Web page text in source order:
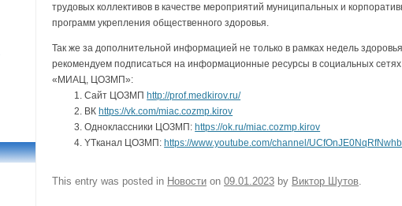
трудовых коллективов в качестве мероприятий муниципальных и
программ укрепления общественного здоровья.
Так же за дополнительной информацией не только в рамках недель здоровья
рекомендуем подписаться на информационные ресурсы в социальных
«МИАЦ, ЦОЗМП»:
Сайт ЦОЗМПhttp://prof.medkirov.ru/
ВКhttps://vk.com/miac.cozmp.kirov
Одноклассники ЦОЗМП:https://ok.ru/miac.cozmp.kirov
YTканал ЦОЗМП:https://www.youtube.com/channel/
This entry was posted in Новости on 09.01.2023 by Виктор Шутов.